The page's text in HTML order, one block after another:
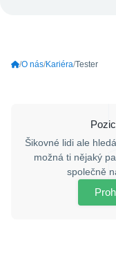
O nás Kariéra Tester
Šikovné lidi ale
možná ti nějaký
společně